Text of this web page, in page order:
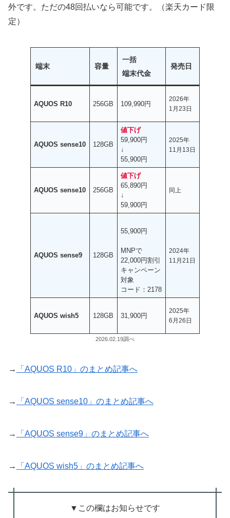
外です。ただの48回払いなら可能です。（楽天カード限
定）
端末 容量
一括
端末代金
発売日
AQUOS R10 256GB 109,990円
2026年
1月23日
AQUOS sense10 128GB
値下げ
59,900円
↓
55,900円
2025年
11月13日
AQUOS sense10 256GB
値下げ
65,890円
↓
59,900円
同上
AQUOS sense9 128GB
55,900円
MNPで
22,000円割引
キャンペーン
対象
コード：2178
2024年
11月21日
AQUOS wish5 128GB 31,900円
2025年
6月26日
2026.02.19調べ
→ 「AQUOS R10」のまとめ記事へ
→ 「AQUOS sense10」のまとめ記事へ
→ 「AQUOS sense9」のまとめ記事へ
→ 「AQUOS wish5」のまとめ記事へ
▼この欄はお知らせです